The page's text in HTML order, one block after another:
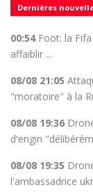
Dernières
00:54 Foot: la
affaiblir ...
08/08 21:05
"moratoire" à la
08/08 19:36
d'engin
08/08 19:35
l'ambassadrice